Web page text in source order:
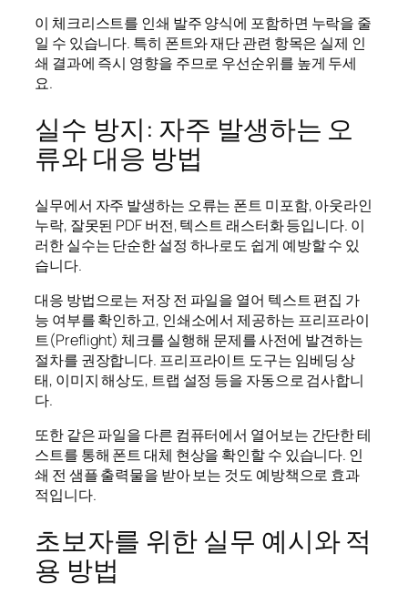
이 체크리스트를 인쇄 발주 양식에 포함하면 누락을 줄
일 수 있습니다. 특히 폰트와 재단 관련 항목은 실제 인
쇄 결과에 즉시 영향을 주므로 우선순위를 높게 두세
요.
실수 방지: 자주 발생하는 오
류와 대응 방법
실무에서 자주 발생하는 오류는 폰트 미포함, 아웃라인
누락, 잘못된 PDF 버전, 텍스트 래스터화 등입니다. 이
러한 실수는 단순한 설정 하나로도 쉽게 예방할 수 있
습니다.
대응 방법으로는 저장 전 파일을 열어 텍스트 편집 가
능 여부를 확인하고, 인쇄소에서 제공하는 프리프라이
트(Preflight) 체크를 실행해 문제를 사전에 발견하는
절차를 권장합니다. 프리프라이트 도구는 임베딩 상
태, 이미지 해상도, 트랩 설정 등을 자동으로 검사합니
다.
또한 같은 파일을 다른 컴퓨터에서 열어보는 간단한 테
스트를 통해 폰트 대체 현상을 확인할 수 있습니다. 인
쇄 전 샘플 출력물을 받아 보는 것도 예방책으로 효과
적입니다.
초보자를 위한 실무 예시와 적
용 방법